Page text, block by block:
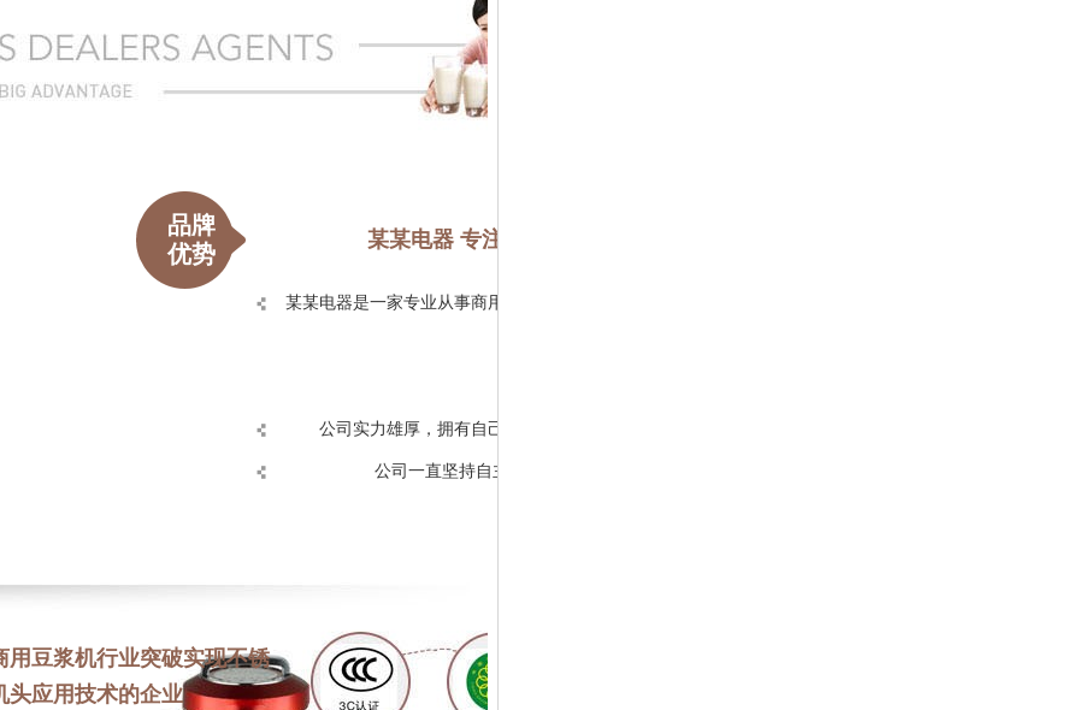
某某电器 专注高端全钢商用豆浆机近10年
品牌
优势
某某电器是一家专业从事商用电器
公司实力雄厚，拥有自己的塑料厂和模具厂，
公司一直坚持自主创新，拥有
用豆浆机行业突破实现不锈
头应用技术的企业